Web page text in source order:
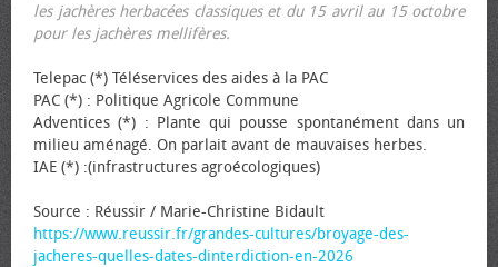
les jachères herbacées classiques et du 15 avril au 15 octobre
pour les jachères mellifères.
Telepac (*) Téléservices des aides à la PAC
PAC (*) : Politique Agricole Commune
Adventices (*) : Plante qui pousse spontanément dans un
milieu aménagé. On parlait avant de mauvaises herbes.
IAE (*) :(infrastructures agroécologiques)
Source : Réussir / Marie-Christine Bidault
https://www.reussir.fr/grandes-cultures/broyage-des-
jacheres-quelles-dates-dinterdiction-en-2026